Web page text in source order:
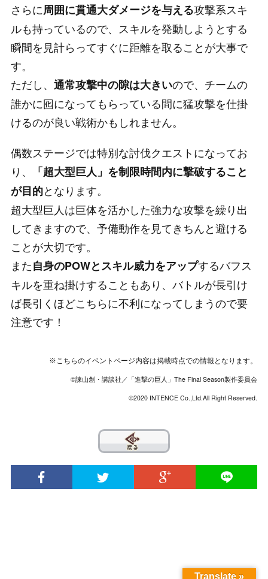
さらに周囲に貫通大ダメージを与える攻撃系スキ
ルも持っているので、スキルを発動しようとする
瞬間を見計らってすぐに距離を取ることが大事で
す。
ただし、 通常攻撃中の隙は大きいので、チームの
誰かに囮になってもらっている間に猛攻撃を仕掛
けるのが良い戦術かもしれません。
偶数ステージでは特別な討伐クエストになってお
り、
「超大型巨人」を制限時間内に撃破すること
が目的となります。
超大型巨人は巨体を活かした強力な攻撃を繰り出
してきますので、予備動作を見てきちんと避ける
ことが大切です。
また自身のPOWとスキル威力をアップするバフス
キルを重ね掛けすることもあり、バトルが長引け
ば長引くほどこちらに不利になってしまうので要
注意です！
※こちらのイベントページ内容は掲載時点での情報となります。
©諫山創・講談社／「進撃の巨人」The Final Season製作委員会
©2020 INTENCE Co.,Ltd.All Right Reserved.
Translate »